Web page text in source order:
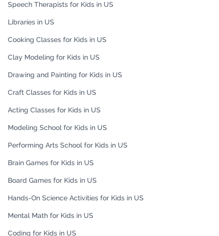
Speech Therapists for Kids in US
Libraries in US
Cooking Classes for Kids in US
Clay Modeling for Kids in US
Drawing and Painting for Kids in US
Craft Classes for Kids in US
Acting Classes for Kids in US
Modeling School for Kids in US
Performing Arts School for Kids in US
Brain Games for Kids in US
Board Games for Kids in US
Hands-On Science Activities for Kids in US
Mental Math for Kids in US
Coding for Kids in US